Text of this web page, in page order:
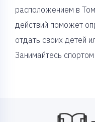
расположением в
действий поможет
отдать своих детей
Занимайтесь